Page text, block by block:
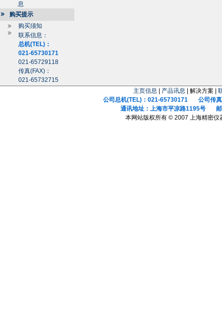
息
购买提示
购买须知
联系信息：
总机(TEL)：
021-65730171
021-65729118
传真(FAX)：
021-65732715
主页信息
产品讯息 | 解决方案 |
公司总机(TEL)：021-65730171 公司传真
通讯地址：上海市平凉路1195号 邮
本网站版权所有 © 2007 上海精密仪